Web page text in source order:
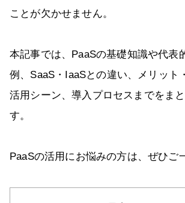
ことが欠かせません。
本記事では、PaaSの基礎知識や代表
例、SaaS・IaaSとの違い、メリット
活用シーン、導入プロセスまでをま
す。
PaaSの活用にお悩みの方は、ぜひご